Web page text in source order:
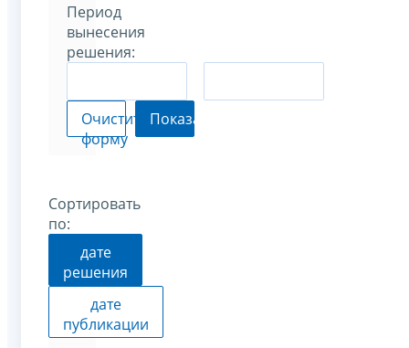
Период
вынесения
решения:
Очистить
форму
Показать
Сортировать
по:
дате
решения
дате
публикации